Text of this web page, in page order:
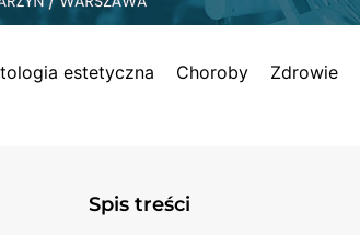
estetyczna Choroby Zdrowie
Spis treści